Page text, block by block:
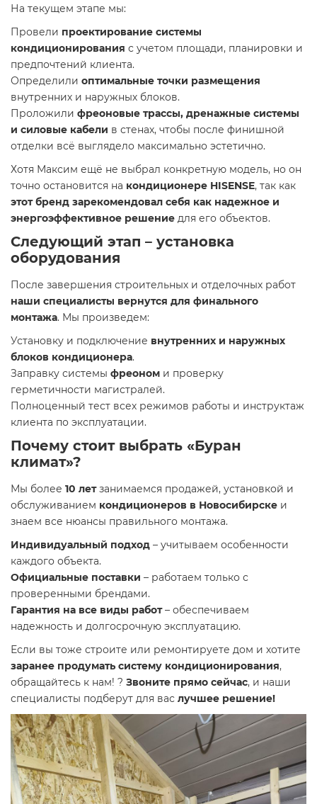
На текущем этапе мы:
Провели проектирование системы
кондиционирования с учетом площади, планировки и
предпочтений клиента.
Определили оптимальные точки размещения
внутренних и наружных блоков.
Проложили фреоновые трассы, дренажные системы
и силовые кабели в стенах, чтобы после финишной
отделки всё выглядело максимально эстетично.
Хотя Максим ещё не выбрал конкретную модель, но он
точно остановится на кондиционере HISENSE, так как
этот бренд зарекомендовал себя как надежное и
энергоэффективное решение для его объектов.
Следующий этап – установка
оборудования
После завершения строительных и отделочных работ
наши специалисты вернутся для финального
монтажа. Мы произведем:
Установку и подключение внутренних и наружных
блоков кондиционера.
Заправку системы фреоном и проверку
герметичности магистралей.
Полноценный тест всех режимов работы и инструктаж
клиента по эксплуатации.
Почему стоит выбрать «Буран
климат»?
Мы более 10 летзанимаемся продажей, установкой и
обслуживанием кондиционеров в Новосибирске и
знаем все нюансы правильного монтажа.
Индивидуальный подход – учитываем особенности
каждого объекта.
Официальные поставки – работаем только с
проверенными брендами.
Гарантия на все виды работ– обеспечиваем
надежность и долгосрочную эксплуатацию.
Если вы тоже строите или ремонтируете дом и хотите
заранее продумать систему кондиционирования,
обращайтесь к нам! ? Звоните прямо сейчас, и наши
специалисты подберут для вас лучшее решение!